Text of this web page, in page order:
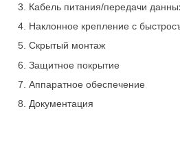
Кабель питания/передачи
Наклонное крепление с
Скрытый монтаж
Защитное покрытие
Аппаратное обеспечение
Документация